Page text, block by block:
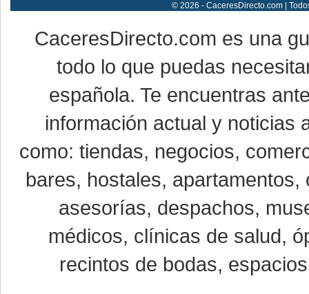
© 2026 - CaceresDirecto.com |
CaceresDirecto.com es una
todo lo que puedas
española. Te encuentras
información actual y noticias
como: tiendas, negocios,
bares, hostales,
asesorías, despachos,
médicos, clínicas de salud,
recintos de bodas,